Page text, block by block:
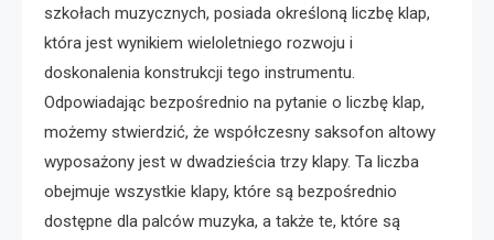
szkołach muzycznych, posiada określoną liczbę klap,
która jest wynikiem wieloletniego rozwoju i
doskonalenia konstrukcji tego instrumentu.
Odpowiadając bezpośrednio na pytanie o liczbę klap,
możemy stwierdzić, że współczesny saksofon altowy
wyposażony jest w dwadzieścia trzy klapy. Ta liczba
obejmuje wszystkie klapy, które są bezpośrednio
dostępne dla palców muzyka, a także te, które są